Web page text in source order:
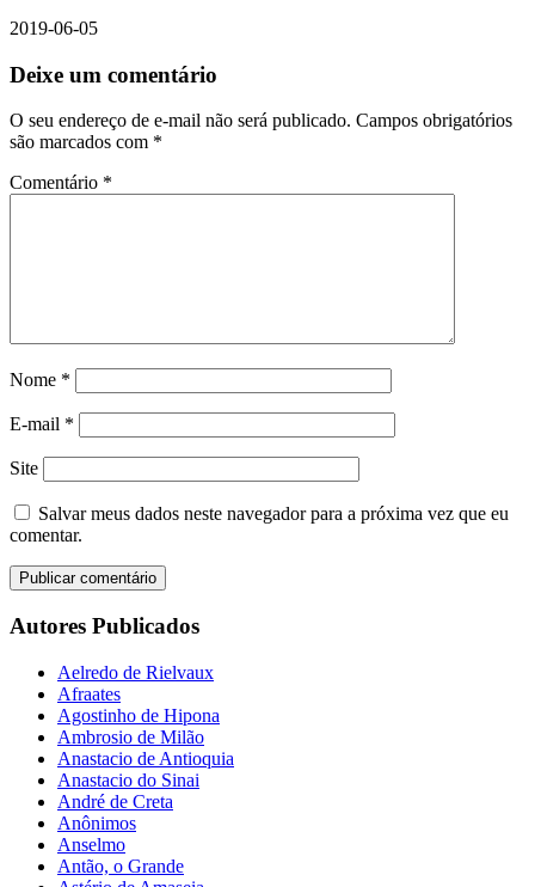
2019-06-05
Deixe um comentário
O seu endereço de e-mail não será publicado. Campos obrigatórios
são marcados com *
Comentário *
Nome *
E-mail *
Site
Salvar meus dados neste navegador para a próxima vez que eu
comentar.
Autores Publicados
Aelredo de Rielvaux
Afraates
Agostinho de Hipona
Ambrosio de Milão
Anastacio de Antioquia
Anastacio do Sinai
André de Creta
Anônimos
Anselmo
Antão, o Grande